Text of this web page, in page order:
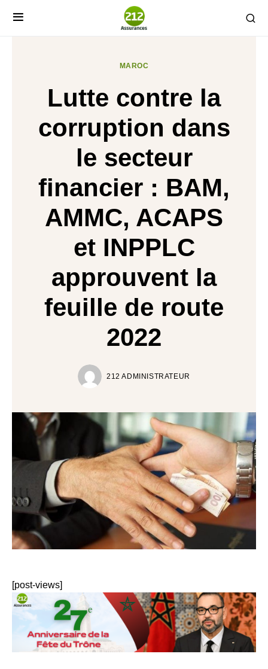
MAROC
Lutte contre la
corruption dans
le secteur
financier : BAM,
AMMC, ACAPS
et INPPLC
approuvent la
feuille de route
2022
212 ADMINISTRATEUR
[post-views]